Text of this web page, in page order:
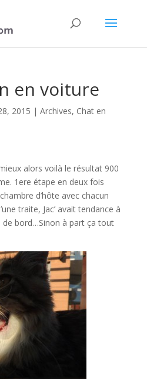
en voiture
2015 | Archives, Chat en
alors voilà le résultat 900
1ere étape en deux fois
d’hôte avec chacun
traite, Jac’ avait tendance à
de bord…Sinon à part ça tout